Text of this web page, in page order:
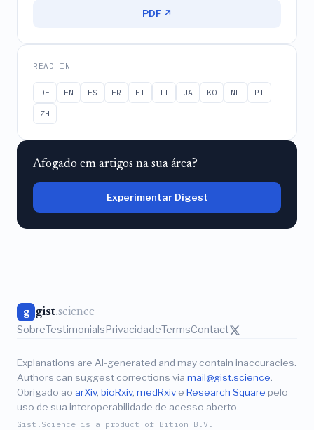
PDF ↗
READ IN
DE EN ES FR HI IT JA KO NL
PT
ZH
Afogado em artigos na sua área?
Experimentar Digest
g gist.science
SobreTestimonialsPrivacidadeTermsContact
Explanations are AI-generated and may contain inaccuracies.
Authors can suggest corrections via mail@gist.science
Obrigado ao arXiv, bioRxiv, medRxiv e Research Square pelo
uso de sua interoperabilidade de acesso aberto.
Gist.Science is a product of Bition B.V.